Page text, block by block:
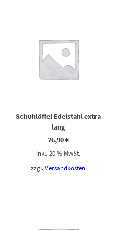
Schuhlöffel Edelstahl extra
lang
26,90€
inkl. 20 % MwSt.
zzgl.Versandkosten